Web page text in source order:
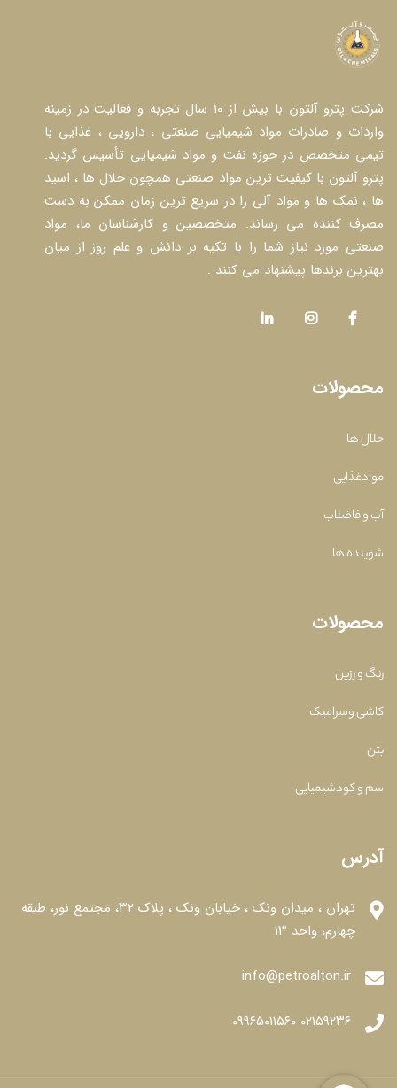
شرکت پترو آلتون با بیش از ۱۰ سال تجربه و فعالیت در زمینه
واردات و صادرات مواد شیمیایی صنعتی ، دارویی ، غذایی با
تیمی متخصص در حوزه نفت و مواد شیمیایی تأسیس گردید.
پترو آلتون با کیفیت ترین مواد صنعتی همچون حلال ها ، اسید
ها ، نمک ها و مواد آلی را در سریع ترین زمان ممکن به دست
مصرف کننده می رساند. متخصصین و کارشناسان ما، مواد
صنعتی مورد نیاز شما را با تکیه بر دانش و علم روز از میان
بهترین برندها پیشنهاد می کنند .
محصولات
حلال ها
موادغذایی
آب و فاضلاب
شوینده ها
محصولات
رنگ و رزین
کاشی وسرامیک
بتن
سم و کودشیمیایی
آدرس
تهران ، میدان ونک ، خیابان ونک ، پلاک ۳۲، مجتمع نور، طبقه
چهارم، واحد ۱۳
info@petroalton.ir
۰۲۱۵۹۲۳۶ ۰۹۹۶۵۰۱۱۵۶۰